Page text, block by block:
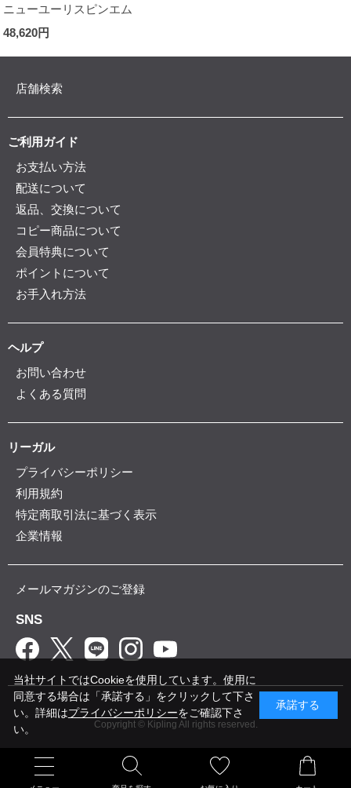
ニューユーリスピンエム
48,620円
店舗検索
ご利用ガイド
お支払い方法
配送について
返品、交換について
コピー商品について
会員特典について
ポイントについて
お手入れ方法
ヘルプ
お問い合わせ
よくある質問
リーガル
プライバシーポリシー
利用規約
特定商取引法に基づく表示
企業情報
メールマガジンのご登録
SNS
Copyright © Kipling All rights reserved.
当社サイトではCookieを使用しています。使用に
同意する場合は「承諾する」をクリックして下さ
い。詳細はプライバシーポリシーをご確認下さ
い。
承諾する